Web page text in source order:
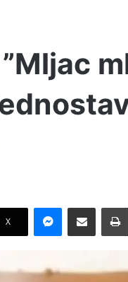
X
Messenger
Pošalji preko E-Maila